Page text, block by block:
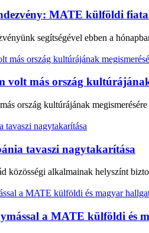
MATE külföldi
segítségével ebben a
volt más ország
ország kultúrájának
tavaszi nagytakarítása
közösségi alkalmainak helyszínt
a MATE külföldi és